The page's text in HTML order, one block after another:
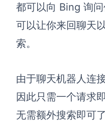
都可以向 Bing 询
可以让你来回聊天
索。
由于聊天机器人连
因此只需一个请求
无需额外搜索即可